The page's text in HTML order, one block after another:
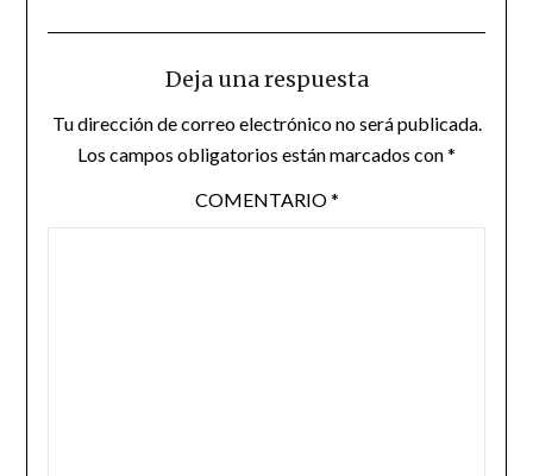
Deja una respuesta
Tu dirección de correo electrónico no será publicada.
Los campos obligatorios están marcados con*
COMENTARIO*